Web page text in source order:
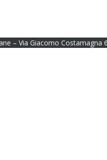
– Via Giacomo Costamagna